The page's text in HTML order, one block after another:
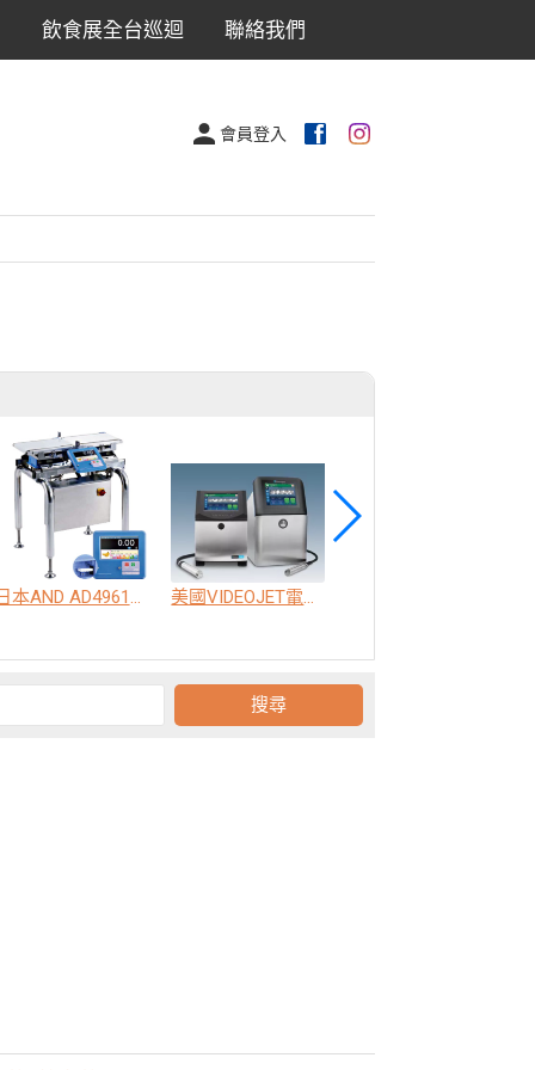
飲食展全台巡迴 聯絡我們
會員登入
日本AND AD4961高精度動態重量選別機 美國VIDEOJET電腦日期噴印機，雷射雕刻標示系統，色帶熱轉印機，即印即貼標籤機